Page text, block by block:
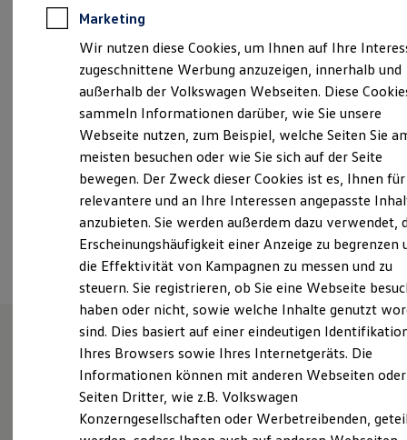
Elektroautos
ID. Tutorials
Elektrofahrzeugkonzepte
Reichweite
Reichweite der ID. Modelle
Reichweite im Winter
Laden
Laden unterwegs
Laden Zuhause
Ladestationen finden
Ladezeitensimulator
Batterie
Sicherheit
Garantie und Lebensdauer
Nachhaltigkeit
Technologie
Kosten und Kauf
Verbrauchskosten
Kaufoptionen
E-Auto-Förderung
Software und Konnektivität
ID. Software Versionen und Updates
Digitale Extras
Schnittstellen zu Ihrem ID.
info@vw-al.de
+49 341 25000700
Montag Freitag 06:30 19:00
Samstag
08:00-13:00 Uhr
Sonntag
Geschlossen
Ansprechpartner
Herzlich willkommen bei
Volkswagen Automobile
Leipzig
Marketing
Wir nutzen diese Cookies, um Ihnen auf Ihre
zugeschnittene Werbung anzuzeigen, innerhalb und
außerhalb der Volkswagen Webseiten. Diese
sammeln Informationen darüber, wie Sie unsere
Webseite nutzen, zum Beispiel, welche Seiten Sie
meisten besuchen oder wie Sie sich auf der Seite
bewegen. Der Zweck dieser Cookies ist es, Ihnen für
relevantere und an Ihre Interessen angepasste
anzubieten. Sie werden außerdem dazu verwendet,
Erscheinungshäufigkeit einer Anzeige zu begrenzen
die Effektivität von Kampagnen zu messen und zu
steuern. Sie registrieren, ob Sie eine Webseite
haben oder nicht, sowie welche Inhalte genutzt
sind. Dies basiert auf einer eindeutigen
Ihres Browsers sowie Ihres Internetgeräts. Die
Informationen können mit anderen Webseiten oder
Seiten Dritter, wie z.B. Volkswagen
Konzerngesellschaften oder Werbetreibenden,